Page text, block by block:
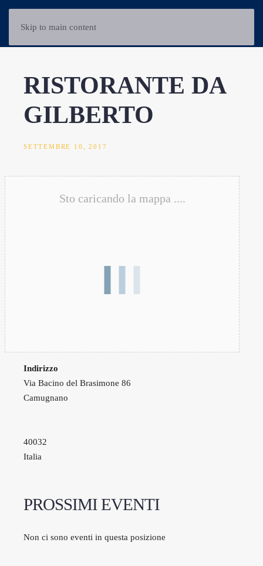
Skip to main content
RISTORANTE DA
GILBERTO
SETTEMBRE 10, 2017
Sto caricando la mappa ....
Indirizzo
Via Bacino del Brasimone 86
Camugnano
40032
Italia
PROSSIMI EVENTI
Non ci sono eventi in questa posizione